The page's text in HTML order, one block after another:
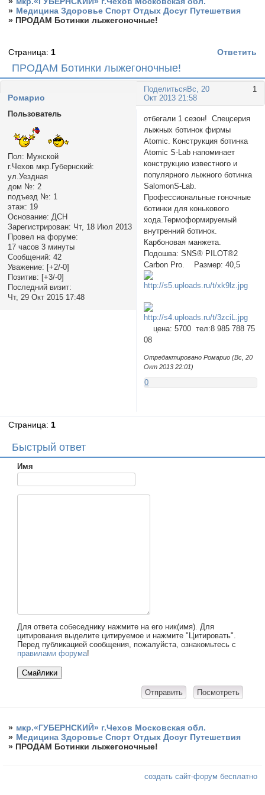
» Медицина Здоровье Спорт Отдых Досуг Путешетвия
» ПРОДАМ Ботинки лыжегоночные!
ПРОДАМ Ботинки лыжегоночные!
Страница: 1 Ответить
Поделиться 1
Вс, 20
Окт 2013 21:58
Ромарио
Пользователь
Пол: Мужской
г.Чехов мкр.Губернский:
ул.Уездная
дом №: 2
подъезд №: 1
этаж: 19
Основание: ДСН
Зарегистрирован: Чт, 18 Июл 2013
Провел на форуме:
17 часов 3 минуты
Сообщений: 42
Уважение: [+2/-0]
Позитив: [+3/-0]
Последний визит:
Чт, 29 Окт 2015 17:48
отбегали 1 сезон! Спецсерия
лыжных ботинок фирмы
Atomic. Конструкция ботинка
Atomic S-Lab напоминает
конструкцию известного и
популярного лыжного ботинка
SalomonS-Lab.
Профессиональные гоночные
ботинки для конькового
хода.Термоформируемый
внутренний ботинок.
Карбоновая манжета.
Подошва: SNS® PILOT®2
Carbon Pro. Размер: 40,5
цена: 5700 тел:8 985 788 75
08
Отредактировано Ромарио (Вс, 20
Окт 2013 22:01)
0
Страница: 1
Быстрый ответ
Имя
Для ответа собеседнику нажмите на его ник(имя). Для
цитирования выделите цитируемое и нажмите "Цитировать".
Перед публикацией сообщения, пожалуйста, ознакомьтесь с
правилами форума!
» мкр.«ГУБЕРНСКИЙ» г.Чехов Московская обл.
» Медицина Здоровье Спорт Отдых Досуг Путешетвия
» ПРОДАМ Ботинки лыжегоночные!
создать сайт-форум бесплатно